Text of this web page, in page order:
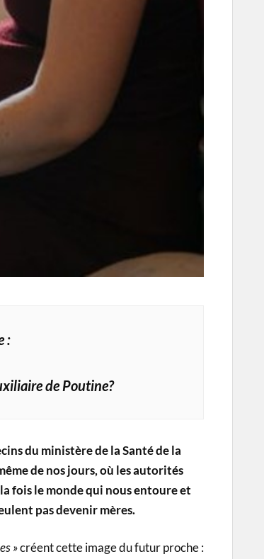
:
de Poutine?
du ministère de la Santé de la
de nos jours, où les autorités
fois le monde qui nous entoure et
pas devenir mères.
»créent cette image du futur proche :